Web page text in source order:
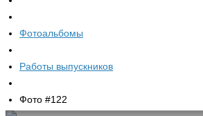
Фотоальбомы
Работы выпускников
Фото #122